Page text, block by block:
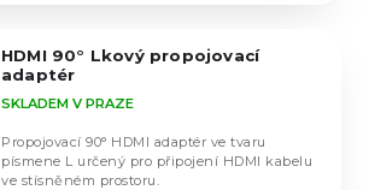
HDMI 90° Lkový propojovací
adaptér
SKLADEM V PRAZE
Propojovací 90° HDMI adaptér ve tvaru
písmene L určený pro připojení HDMI kabelu
ve stísněném prostoru.